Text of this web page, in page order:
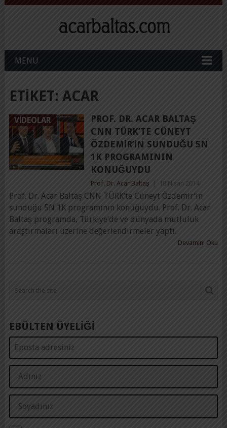
MENU
ETIKET: ACAR
VIDEOLAR
PROF. DR. ACAR BALTAŞ
CNN TÜRK’TE CÜNEYT
ÖZDEMIR’IN SUNDUĞU 5N
1K PROGRAMININ
KONUĞUYDU
Prof. Dr. Acar Baltaş 18 Nisan 2014
Prof. Dr. Acar Baltaş CNN TÜRK’te Cüneyt Özdemir’in
sunduğu 5N 1K programının konuğuydu. Prof. Dr. Acar
Baltaş programda, Türkiye’de ve dünyada mutluluk
araştırmaları üzerine değerlendirmeler yaptı.
Devamını Oku
EBÜLTEN ÜYELİĞİ